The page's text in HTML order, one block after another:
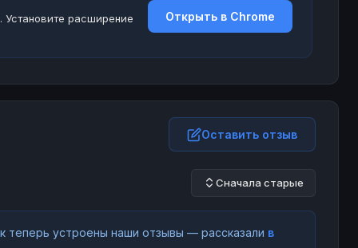
Установите расширение
Открыть в Chrome
Оставить отзыв
Сначала старые
теперь устроены наши отзывы — рассказали в